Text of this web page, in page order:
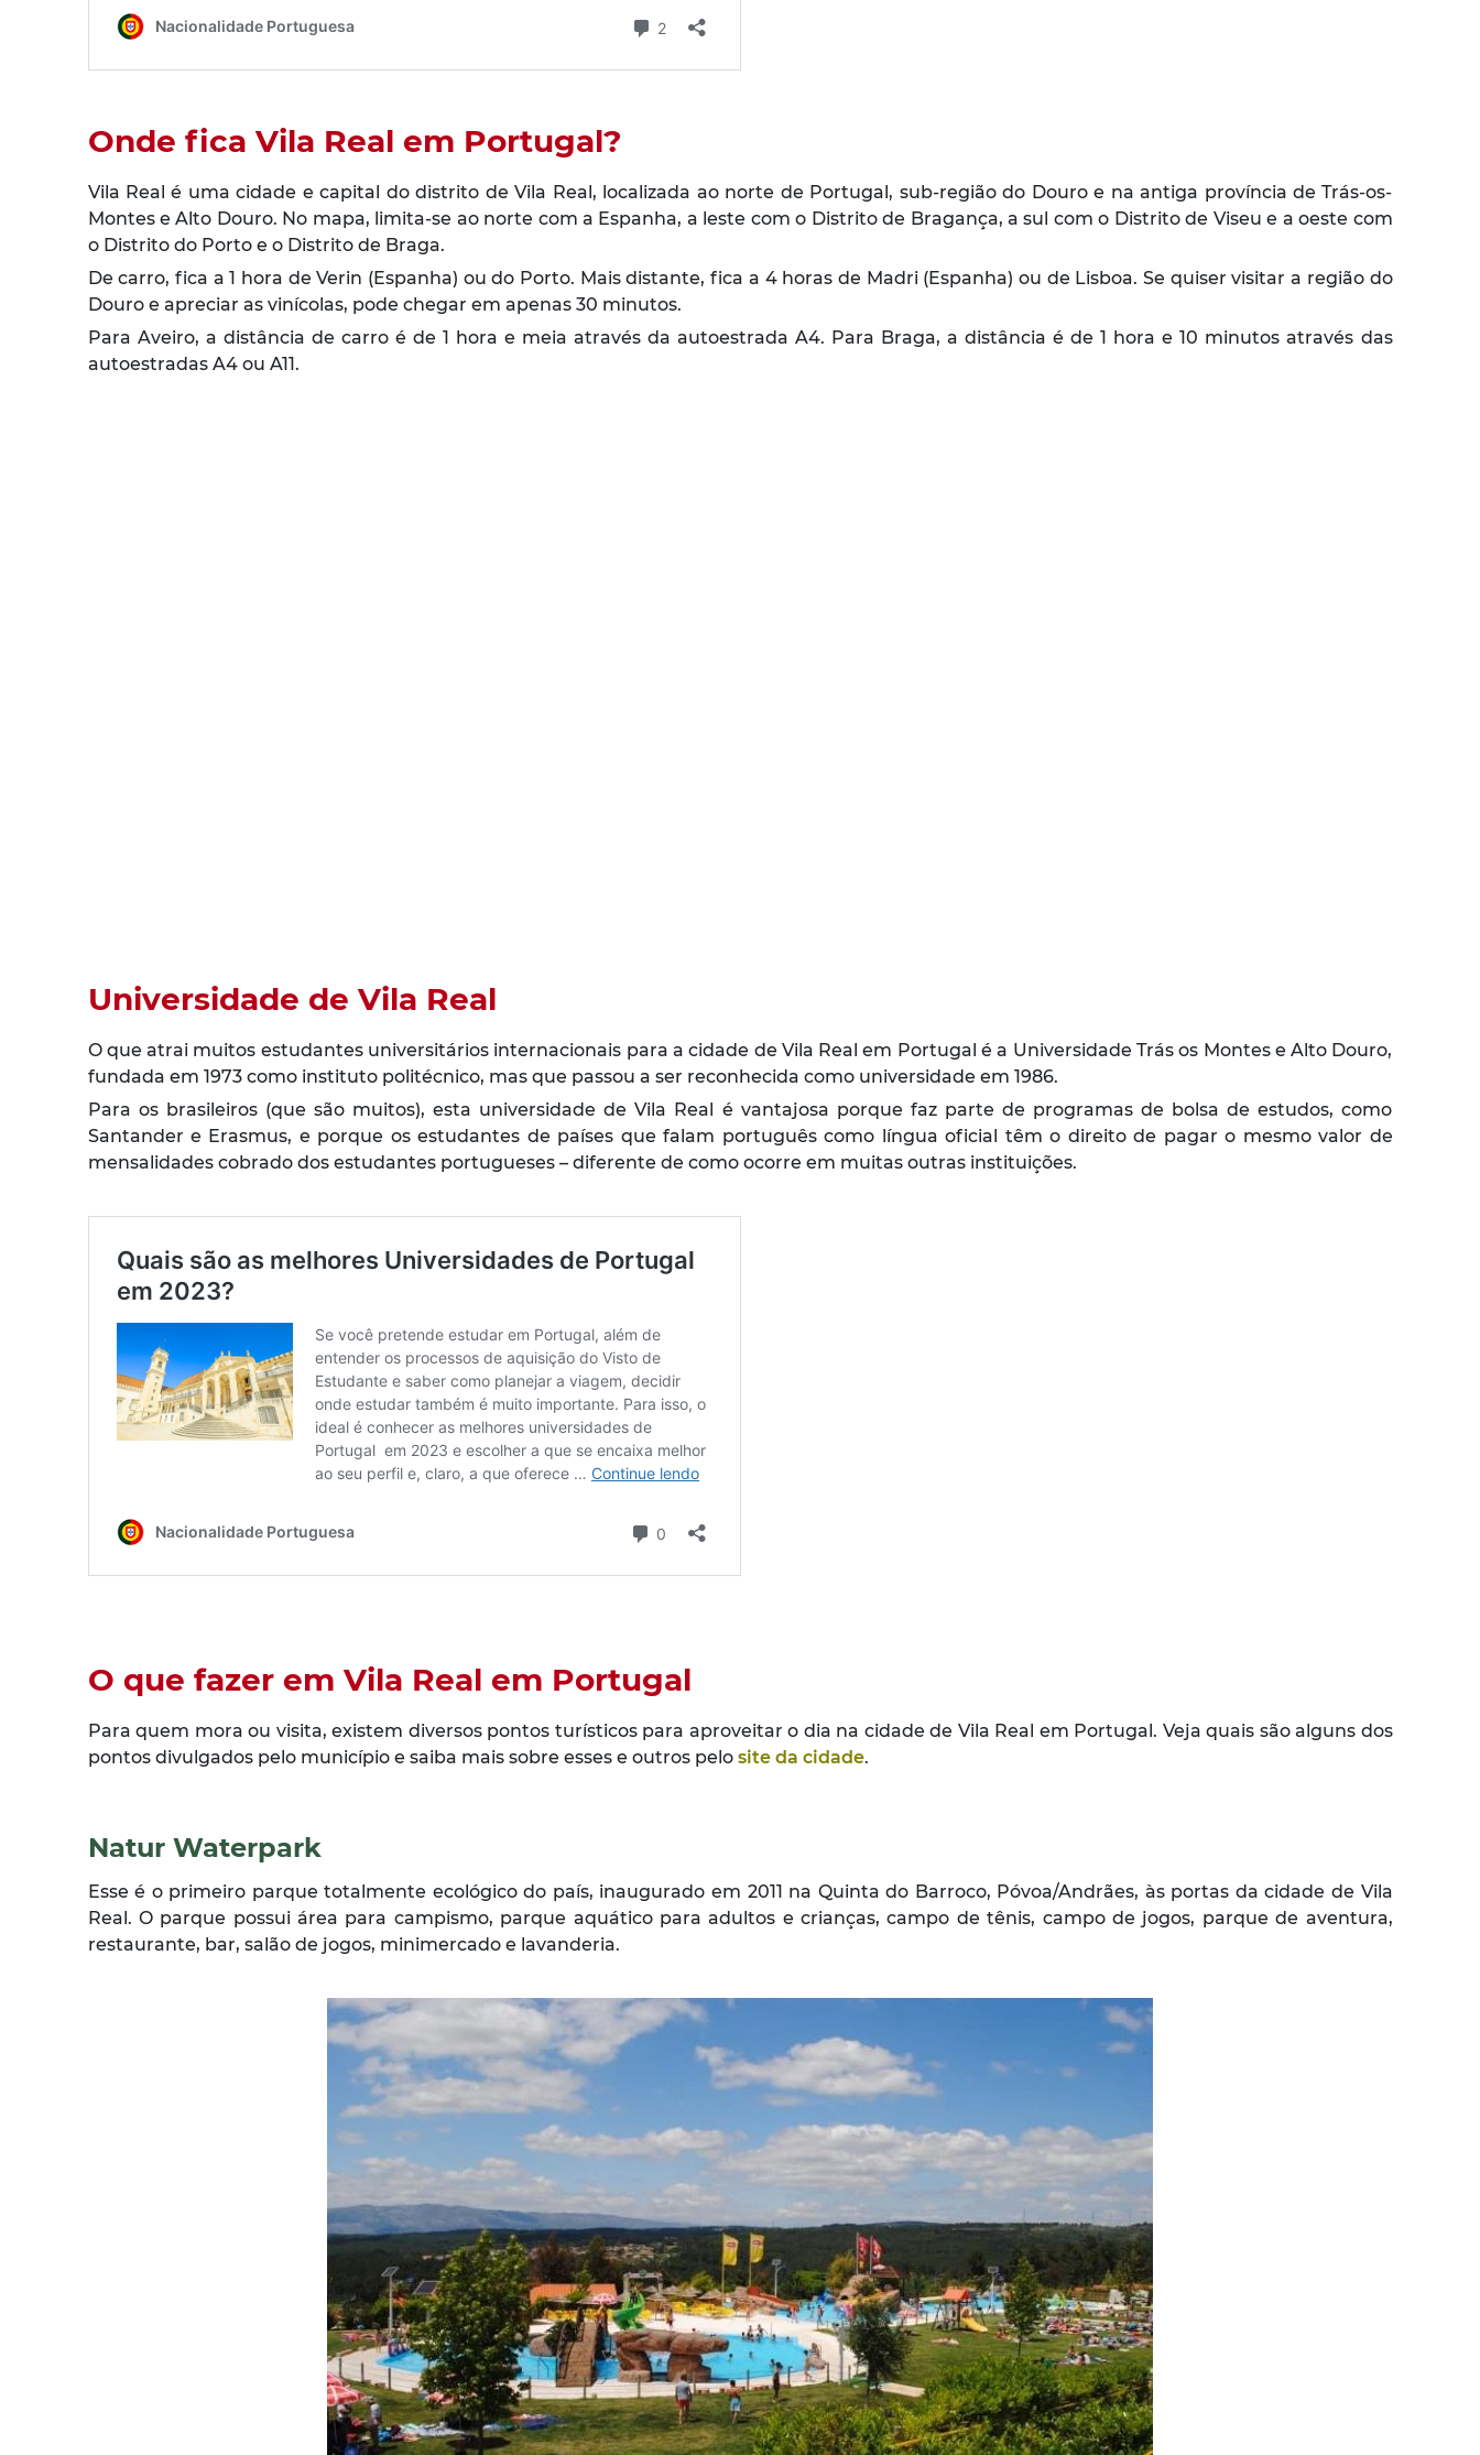
Onde fica Vila Real em Portugal?
Vila Real é uma cidade e capital do distrito de Vila Real, localizada ao norte de Portugal, sub-região do Douro e na antiga província de Trás-os-
Montes e Alto Douro. No mapa, limita-se ao norte com a Espanha, a leste com o Distrito de Bragança, a sul com o Distrito de Viseu e a oeste com
o Distrito do Porto e o Distrito de Braga.
De carro, fica a 1 hora de Verin (Espanha) ou do Porto. Mais distante, fica a 4 horas de Madri (Espanha) ou de Lisboa. Se quiser visitar a região do
Douro e apreciar as vinícolas, pode chegar em apenas 30 minutos.
Para Aveiro, a distância de carro é de 1 hora e meia através da autoestrada A4. Para Braga, a distância é de 1 hora e 10 minutos através das
autoestradas A4 ou A11.
Universidade de Vila Real
O que atrai muitos estudantes universitários internacionais para a cidade de Vila Real em Portugal é a Universidade Trás os Montes e Alto Douro,
fundada em 1973 como instituto politécnico, mas que passou a ser reconhecida como universidade em 1986.
Para os brasileiros (que são muitos), esta universidade de Vila Real é vantajosa porque faz parte de programas de bolsa de estudos, como
Santander e Erasmus, e porque os estudantes de países que falam português como língua oficial têm o direito de pagar o mesmo valor de
mensalidades cobrado dos estudantes portugueses – diferente de como ocorre em muitas outras instituições.
O que fazer em Vila Real em Portugal
Para quem mora ou visita, existem diversos pontos turísticos para aproveitar o dia na cidade de Vila Real em Portugal. Veja quais são alguns dos
pontos divulgados pelo município e saiba mais sobre esses e outros pelo site da cidade.
Natur Waterpark
Esse é o primeiro parque totalmente ecológico do país, inaugurado em 2011 na Quinta do Barroco, Póvoa/Andrães, às portas da cidade de Vila
Real. O parque possui área para campismo, parque aquático para adultos e crianças, campo de tênis, campo de jogos, parque de aventura,
restaurante, bar, salão de jogos, minimercado e lavanderia.